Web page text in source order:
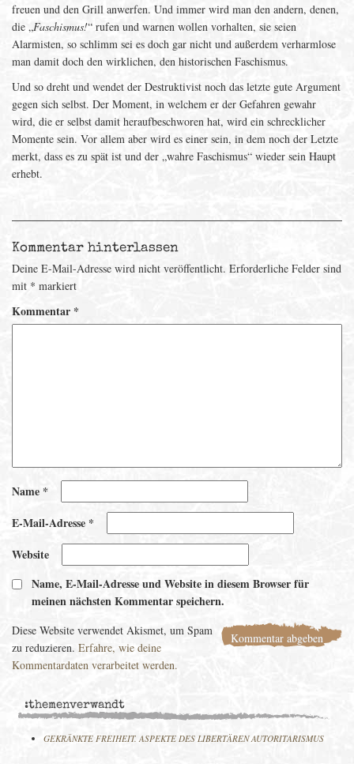
freuen und den Grill anwerfen. Und immer wird man den andern, denen,
die „Faschismus!“ rufen und warnen wollen vorhalten, sie seien
Alarmisten, so schlimm sei es doch gar nicht und außerdem verharmlose
man damit doch den wirklichen, den historischen Faschismus.
Und so dreht und wendet der Destruktivist noch das letzte gute Argument
gegen sich selbst. Der Moment, in welchem er der Gefahren gewahr
wird, die er selbst damit heraufbeschworen hat, wird ein schrecklicher
Momente sein. Vor allem aber wird es einer sein, in dem noch der Letzte
merkt, dass es zu spät ist und der „wahre Faschismus“ wieder sein Haupt
erhebt.
Kommentar hinterlassen
Deine E-Mail-Adresse wird nicht veröffentlicht. Erforderliche Felder sind
mit * markiert
Kommentar *
Name *
E-Mail-Adresse *
Website
Name, E-Mail-Adresse und Website in diesem Browser für
meinen nächsten Kommentar speichern.
Diese Website verwendet Akismet, um Spam
zu reduzieren. Erfahre, wie deine
Kommentardaten verarbeitet werden.
:themenverwandt
GEKRÄNKTE FREIHEIT. ASPEKTE DES LIBERTÄREN AUTORITARISMUS